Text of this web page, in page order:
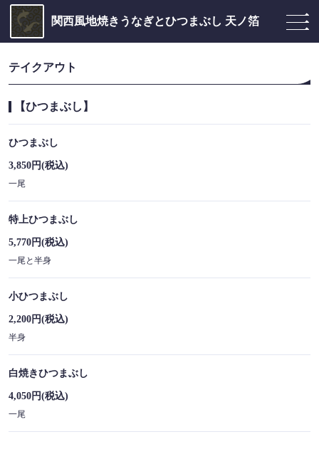
関西風地焼きうなぎとひつまぶし 天ノ箔
テイクアウト
【ひつまぶし】
ひつまぶし
3,850円(税込)
一尾
特上ひつまぶし
5,770円(税込)
一尾と半身
小ひつまぶし
2,200円(税込)
半身
白焼きひつまぶし
4,050円(税込)
一尾